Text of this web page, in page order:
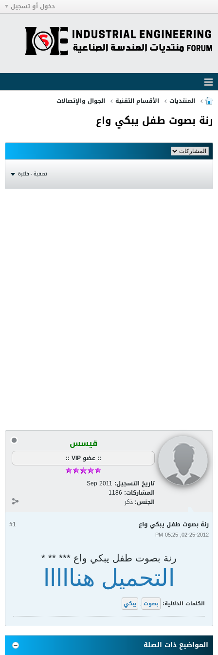
دخول أو تسجيل
المنتديات الأقسام التقنية الجوال والإتصالات
رنة بصوت طفل يبكي واع
تصفية - فلترة
قيسس
:: عضو VIP ::
تاريخ التسجيل: Sep 2011
المشاركات: 1186
الجنس: ذكر
#1 رنة بصوت طفل يبكي واع
02-25-2012, 05:25 PM
رنة بصوت طفل يبكي واع *** ** *
التحميل هنااااا
الكلمات الدلالية: بصوت , يبكي
المواضيع ذات الصلة